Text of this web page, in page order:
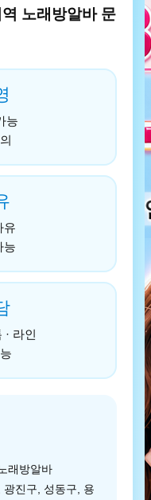
노래방알바 문
능
유
능
· 라인
래방알바
진구, 성동구, 용